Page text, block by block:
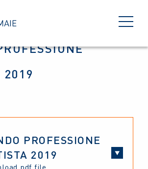
2019
PROFESSIONE
2019
pdf file